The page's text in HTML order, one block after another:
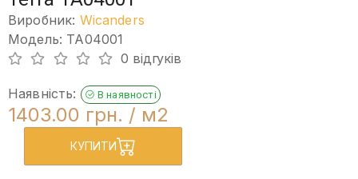
Виробник: Wicanders
Модель: TA04001
0 відгуків
Наявність: В наявності
1403.00 грн. / м2
КУПИТИ